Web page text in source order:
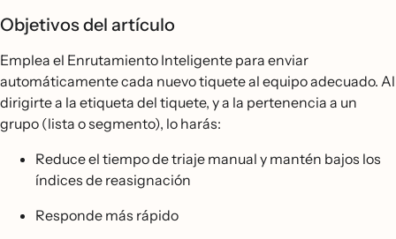
Objetivos del artículo
Emplea el Enrutamiento Inteligente para enviar
automáticamente cada nuevo tiquete al equipo adecuado. Al
dirigirte a la etiqueta del tiquete, y a la pertenencia a un
grupo (lista o segmento), lo harás:
Reduce el tiempo de triaje manual y mantén bajos los
índices de reasignación
Responde más rápido